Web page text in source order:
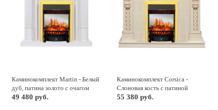
Каминокомплект Martin - Белый
дуб, патина золото с очагом
Fobos FX M Brass
49 480 руб.
Каминокомплект Corsica -
Слоновая кость с патиной
(Ширина 1100) с очагом Fobos
55 380 руб.